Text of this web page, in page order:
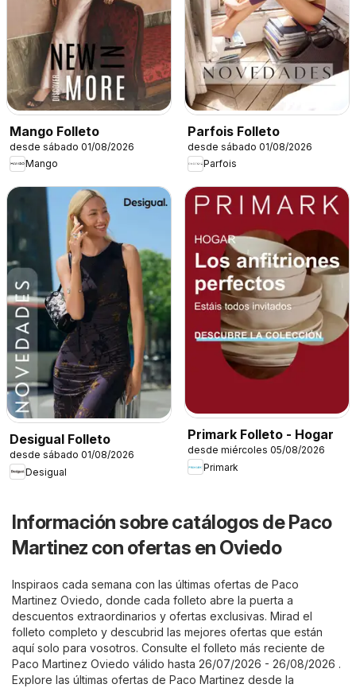
Mango Folleto
desde sábado 01/08/2026
Mango
Parfois Folleto
desde sábado 01/08/2026
Parfois
Desigual Folleto
desde sábado 01/08/2026
Desigual
Primark Folleto - Hogar
desde miércoles 05/08/2026
Primark
Información sobre catálogos de Paco
Martinez con ofertas en Oviedo
Inspiraos cada semana con las últimas ofertas de Paco
Martinez Oviedo, donde cada folleto abre la puerta a
descuentos extraordinarios y ofertas exclusivas. Mirad el
folleto completo y descubrid las mejores ofertas que están
aquí solo para vosotros. Consulte el folleto más reciente de
Paco Martinez Oviedo válido hasta 26/07/2026 - 26/08/2026 .
Explore las últimas ofertas de Paco Martinez desde la